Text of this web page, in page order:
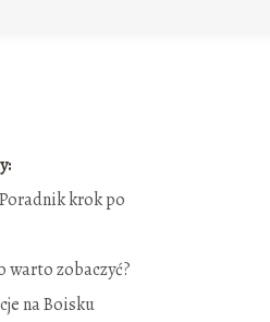
krok po
warto zobaczyć?
na Boisku